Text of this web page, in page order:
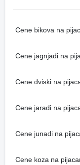
Cene bikova na
Cene jagnjadi na
Cene dviski na
Cene jaradi na
Cene junadi na
Cene koza na